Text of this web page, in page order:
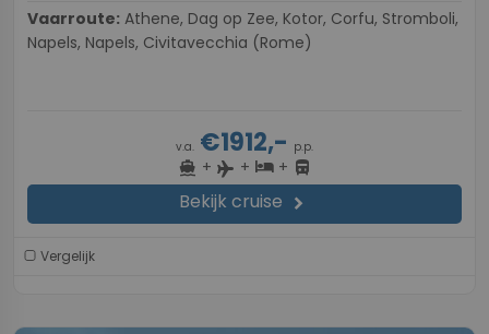
Vaarroute:
Napels, Napels, Civitavecchia (Rome)
v.a. €1912,- p.p.
directions_boat + flight + hotel+ directions_bus
Bekijk cruise chevron_right
Vergelijk